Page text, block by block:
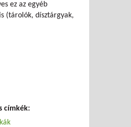
ez az egyéb
(tárolók, dísztárgyak,
címkék: